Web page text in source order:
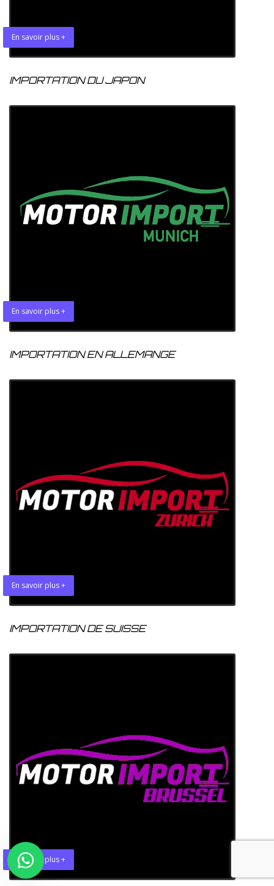
En savoir plus +
IMPORTATION DU JAPON
En savoir plus +
IMPORTATION EN ALLEMANGE
En savoir plus +
IMPORTATION DE SUISSE
En savoir plus +